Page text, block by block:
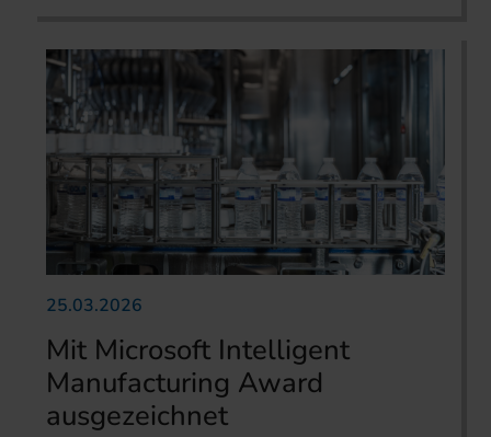
25.03.2026
Mit Microsoft Intelligent
Manufacturing Award
ausgezeichnet